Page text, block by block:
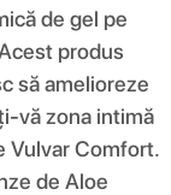
de gel pe
produs
să amelioreze
vă zona intimă
Vulvar Comfort.
de Aloe